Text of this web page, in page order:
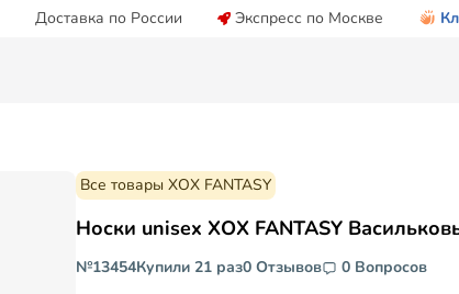
Доставка по России Экспресс по Москве
Все товары ХОХ FANTASY
Носки unisex ХОХ FANTASY
№13454Купили 21 раз0 Отзывов
0 Вопросов